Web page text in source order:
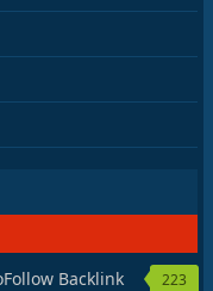
Backlink
223